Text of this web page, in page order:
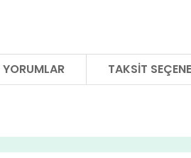
YORUMLAR TAKSIT